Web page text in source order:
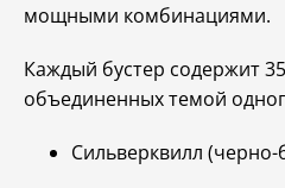
мощными комбинациями.
Каждый бустер содержит
объединенных темой
Сильверквилл